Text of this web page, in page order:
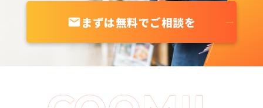
まずは無料でご相談を